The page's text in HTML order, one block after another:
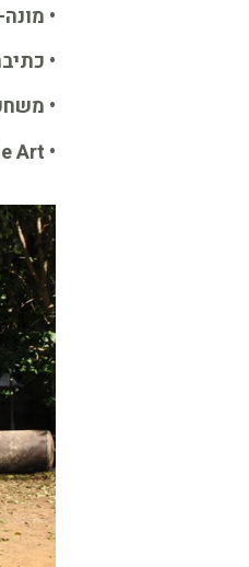
•
•
•
• Baking from The Art: